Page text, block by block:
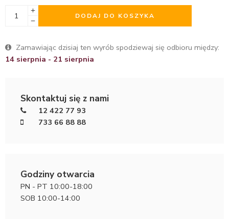
DODAJ DO KOSZYKA
Zamawiając dzisiaj ten wyrób spodziewaj się odbioru między:
14 sierpnia - 21 sierpnia
Skontaktuj się z nami
12 422 77 93
733 66 88 88
Godziny otwarcia
PN - PT 10:00-18:00
SOB 10:00-14:00